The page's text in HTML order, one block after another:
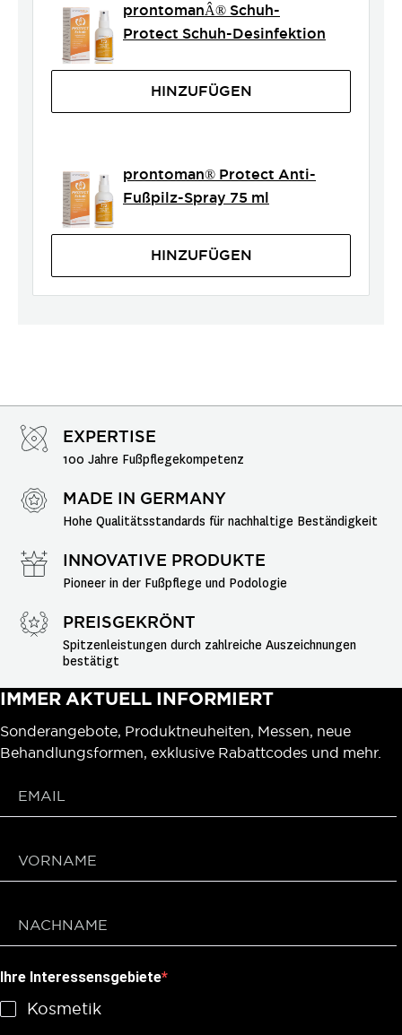
prontomanÂ® Schuh-
Protect Schuh-Desinfektion
HINZUFÜGEN
prontoman® Protect Anti-
Fußpilz-Spray 75 ml
HINZUFÜGEN
EXPERTISE
100 Jahre Fußpflegekompetenz
MADE IN GERMANY
Hohe Qualitätsstandards für nachhaltige Beständigkeit
INNOVATIVE PRODUKTE
Pioneer in der Fußpflege und Podologie
PREISGEKRÖNT
Spitzenleistungen durch zahlreiche Auszeichnungen
bestätigt
IMMER AKTUELL INFORMIERT
Sonderangebote, Produktneuheiten, Messen, neue
Behandlungsformen, exklusive Rabattcodes und mehr.
Ihre Interessensgebiete
Kosmetik